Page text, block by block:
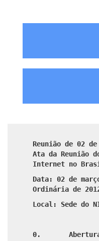
Reunião de 02
Ata da Reunião
Internet no
Data: 02 de
Ordinária de
Local: Sede do
0.